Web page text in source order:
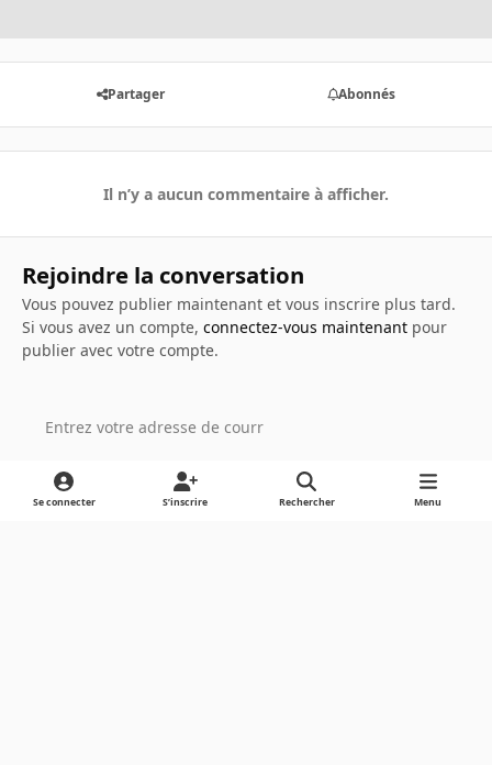
Partager Abonnés
Il n’y a aucun commentaire à afficher.
Rejoindre la conversation
Vous pouvez publier maintenant et vous inscrire plus tard.
Si vous avez un compte, connectez-vous maintenantpour
publier avec votre compte.
Ajouter un commentaire…
Se connecter S’inscrire Rechercher Menu